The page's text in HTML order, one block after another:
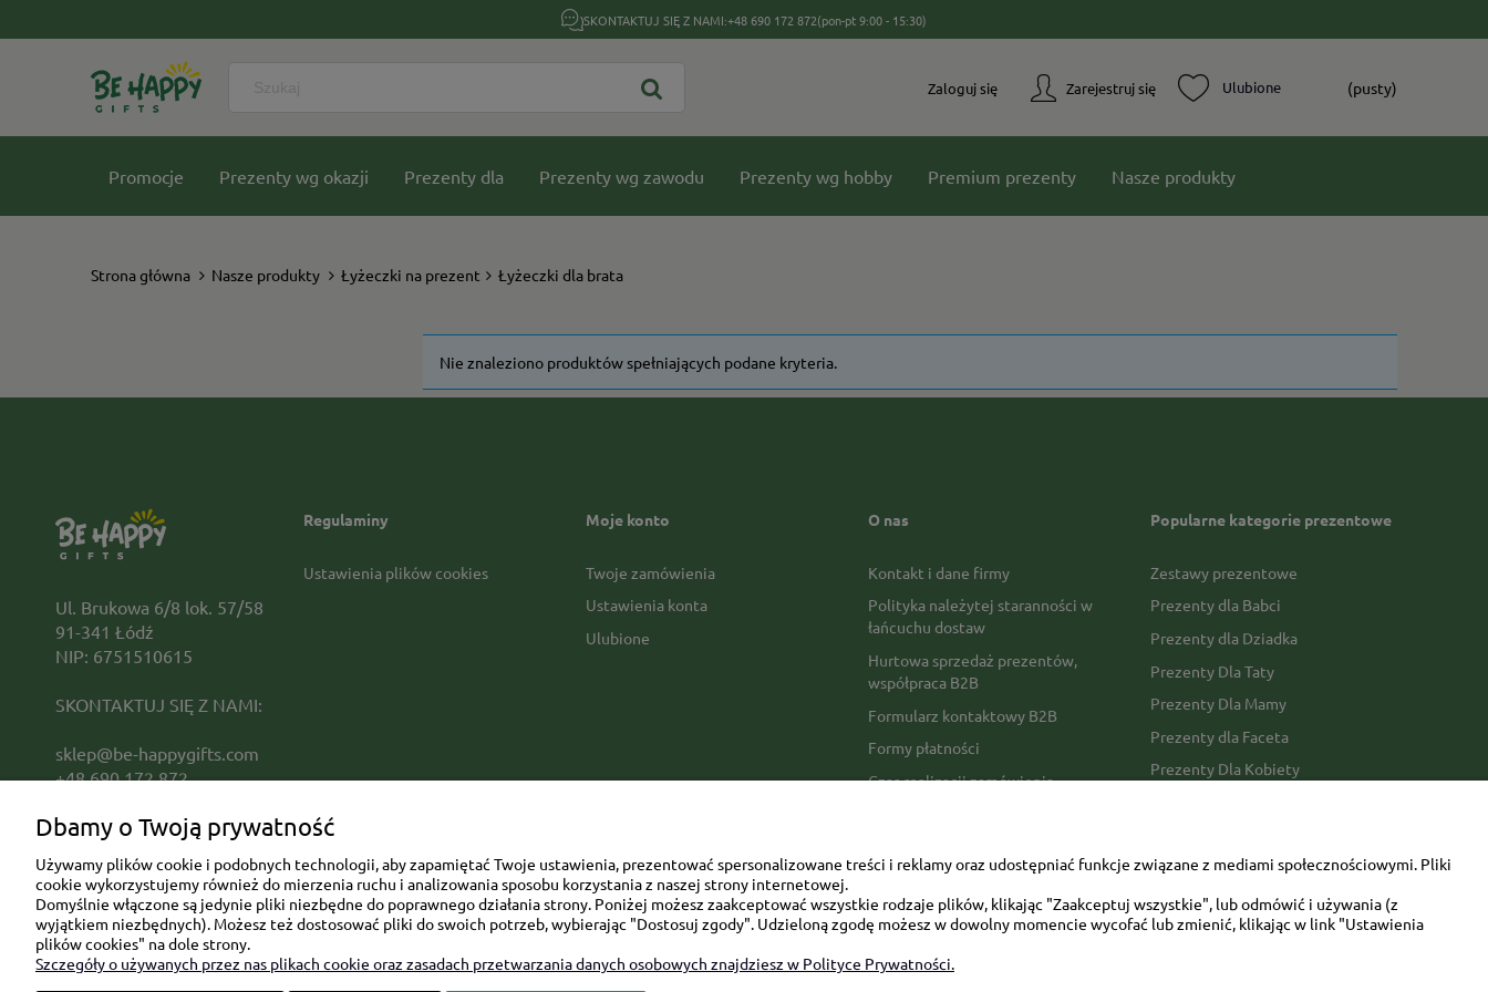
SKONTAKTUJ SIĘ Z NAMI:+48 690 172 872(pon-pt 9:00 - 15:30)
Zarejestruj się
Zaloguj się (pusty)
Promocje Prezenty wg okazji Prezenty dla Prezenty wg zawodu Prezenty wg hobby Premium prezenty Nasze produkty
Strona główna Nasze produkty Łyżeczki na prezent Łyżeczki dla brata
Nie znaleziono produktów spełniających podane kryteria.
Regulaminy
Ustawienia plików cookies
Moje konto
Twoje zamówienia
Ustawienia konta
Ulubione
O nas
Kontakt i dane firmy
Polityka należytej staranności w
łańcuchu dostaw
Hurtowa sprzedaż prezentów,
współpraca B2B
Formularz kontaktowy B2B
Formy płatności
Czas realizacji zamówienia
Mapa kategorii
Popularne kategorie prezentowe
Zestawy prezentowe
Prezenty dla Babci
Prezenty dla Dziadka
Prezenty Dla Taty
Prezenty Dla Mamy
Prezenty dla Faceta
Prezenty Dla Kobiety
Urodziny/imieniny
Ul. Brukowa 6/8 lok. 57/58
91-341 Łódź
NIP: 6751510615
SKONTAKTUJ SIĘ Z NAMI:
sklep@be-happygifts.com
+48 690 172 872
Dbamy o Twoją prywatność
Używamy plików cookie i podobnych technologii, aby zapamiętać Twoje ustawienia, prezentować spersonalizowane treści i reklamy oraz udostępniać funkcje związane z mediami społecznościowymi. Pliki
cookie wykorzystujemy również do mierzenia ruchu i analizowania sposobu korzystania z naszej strony internetowej.
Domyślnie włączone są jedynie pliki niezbędne do poprawnego działania strony. Poniżej możesz zaakceptować wszystkie rodzaje plików, klikając "Zaakceptuj wszystkie", lub odmówić i używania (z
wyjątkiem niezbędnych). Możesz też dostosować pliki do swoich potrzeb, wybierając "Dostosuj zgody". Udzieloną zgodę możesz w dowolny momencie wycofać lub zmienić, klikając w link "Ustawienia
plików cookies" na dole strony.
Szczegóły o używanych przez nas plikach cookie oraz zasadach przetwarzania danych osobowych znajdziesz w Polityce Prywatności.